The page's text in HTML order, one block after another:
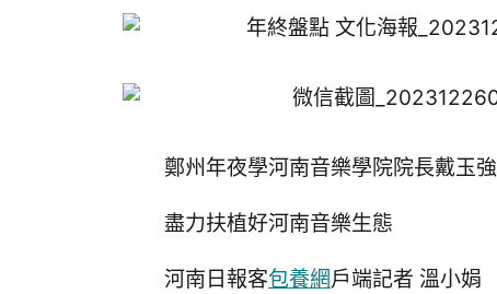
鄭州年夜學河南音樂學院院長戴玉強
盡力扶植好河南音樂生態
河南日報客包養網戶端記者 溫小娟